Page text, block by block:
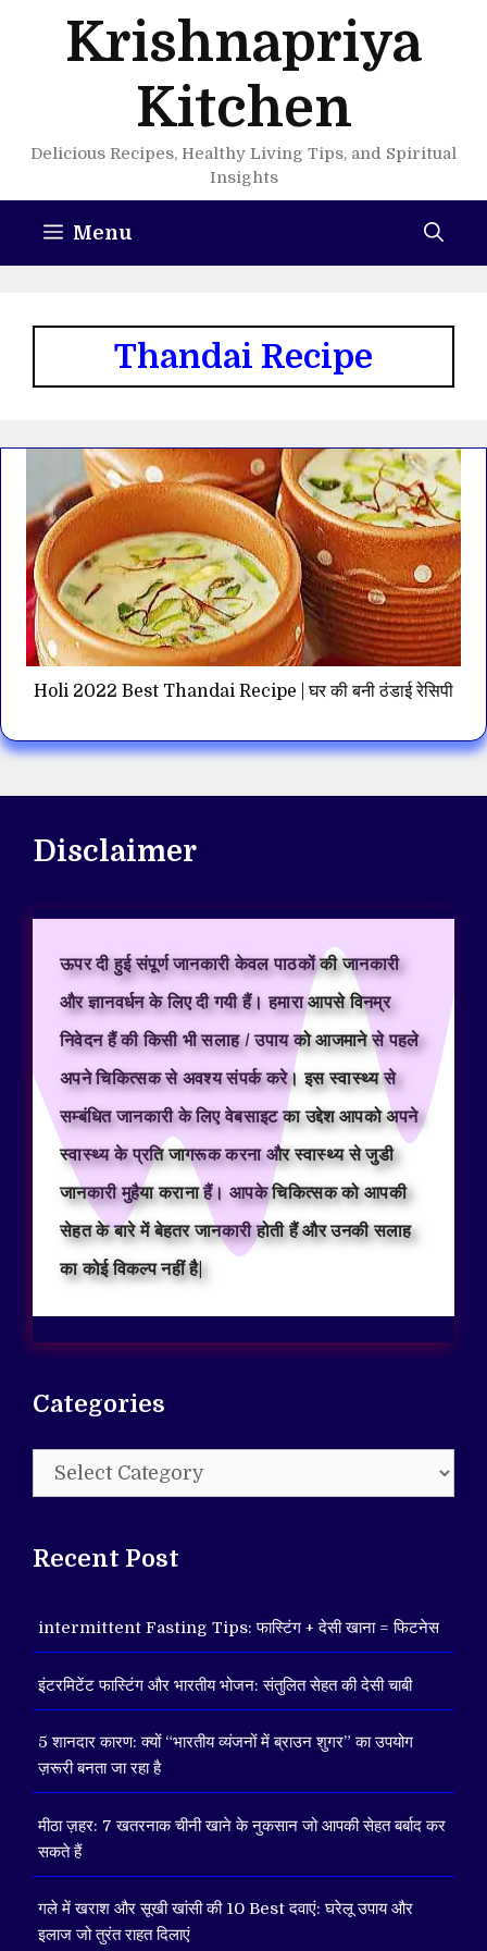
Krishnapriya
Kitchen
Delicious Recipes, Healthy Living Tips, and Spiritual
Insights
Menu
Thandai Recipe
Holi 2022 Best Thandai Recipe | घर की बनी ठंडाई रेसिपी
Disclaimer
ऊपर दी हुई संपूर्ण जानकारी केवल पाठकों की जानकारी
और ज्ञानवर्धन के लिए दी गयी हैं। हमारा आपसे विनम्र
निवेदन हैं की किसी भी सलाह / उपाय को आजमाने से पहले
अपने चिकित्सक से अवश्य संपर्क करे। इस स्वास्थ्य से
सम्बंधित जानकारी के लिए वेबसाइट का उद्देश आपको अपने
स्वास्थ्य के प्रति जागरूक करना और स्वास्थ्य से जुडी
जानकारी मुहैया कराना हैं। आपके चिकित्सक को आपकी
सेहत के बारे में बेहतर जानकारी होती हैं और उनकी सलाह
का कोई विकल्प नहीं है|
Categories
Categories
Recent Post
intermittent Fasting Tips: फास्टिंग + देसी खाना = फिटनेस
इंटरमिटेंट फास्टिंग और भारतीय भोजन: संतुलित सेहत की देसी चाबी
5 शानदार कारण: क्यों “भारतीय व्यंजनों में ब्राउन शुगर” का उपयोग
ज़रूरी बनता जा रहा है
मीठा ज़हर: 7 खतरनाक चीनी खाने के नुकसान जो आपकी सेहत बर्बाद कर
सकते हैं
गले में खराश और सूखी खांसी की 10 Best दवाएं: घरेलू उपाय और
इलाज जो तुरंत राहत दिलाएं